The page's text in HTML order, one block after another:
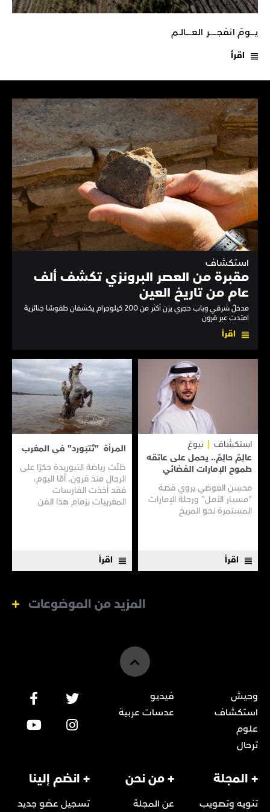
يـــومَ انفجـــــر العــــالـم
اقرأ
استكشاف
مقبرة من العصر البرونزي تكشف ألف
عام من تاريخ العين
مدخلٌ شرقي وباب حجري يزن أكثر من 200 كيلوجرام يكشفان طقوسًا جنائزية
امتدت عبر قرون
اقرأ
استكشاف
نبوغ
عالِمٌ حالِمٌ.. يحمل على عاتقه
طموح الإمارات الفضائي
محسن العوضي يروي قصـة
"مسبـار الأمـل" ورحلة الإمارات
المستمرة نحـو المريـخ
اقرأ
المـرأة "تَتبَـورد" في المغرب
ظلّت رياضة التبوريدة حكرًا على
الرجال منذ قرون. أمّا اليوم،
فقد أخذت الفارسات
المغربيات بزمام هذا الفن
اقرأ
المزيد من الموضوعات
وحيش
استكشاف
علوم
ترحال
فيديو
عدسات عربية
+ المجلة
تنويه وتصويب
+ من نحن
عن المجلة
+ انضم إلينا
تسجيل عضو جديد